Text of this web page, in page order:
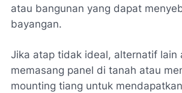
atau bangunan yang dapat
bayangan​.
Jika atap tidak ideal, alternatif lain
memasang panel di tanah atau
mounting tiang untuk